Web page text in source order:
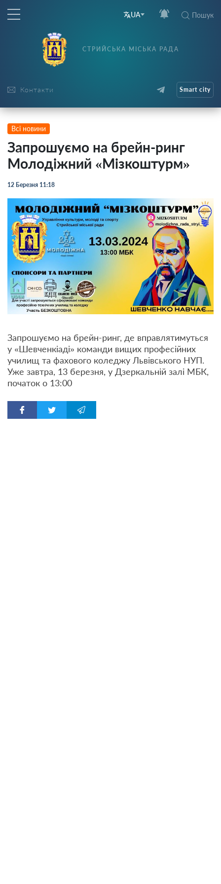
UA Пошук
Контакти
СТРИЙСЬКА МІСЬКА РАДА
Smart city
Всі новини
Запрошуємо на брейн-ринг
Молодіжний «Мізкоштурм»
12 Березня 11:18
Запрошуємо на брейн-ринг, де вправлятимуться
у «Шевченкіаді» команди вищих професійних
училищ та фахового коледжу Львівського НУП.
Уже завтра, 13 березня, у Дзеркальній залі МБК,
початок о 13:00